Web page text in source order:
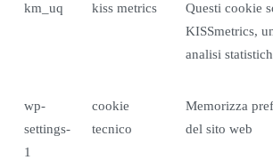
km_uq kiss metrics
Questi cookie
KISSmetrics,
analisi
wp-
settings-
1
cookie
tecnico
Memorizza
del sito web